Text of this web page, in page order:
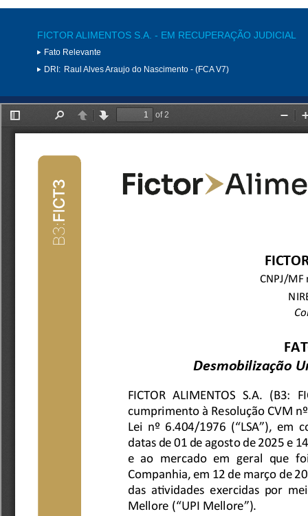
FICTOR ALIMENTOS S.A. - EM RECUPERAÇÃO JUDICIAL
Fato Relevante
DRI: Raul Alves Araujo do Nascimento - (FCA V7)